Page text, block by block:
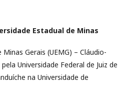
Estadual de Minas
Gerais (UEMG) – Cláudio-
Universidade Federal de Juiz de
na Universidade de